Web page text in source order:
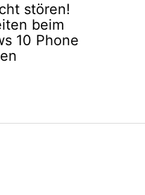
stören!
beim
10 Phone